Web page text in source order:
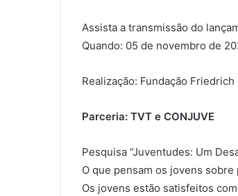
Assista a transmissão do
Quando: 05 de novembro de
Realização: Fundação
Parceria: TVT e CONJUVE
Pesquisa “Juventudes: Um
O que pensam os jovens
Os jovens estão satisfeitos